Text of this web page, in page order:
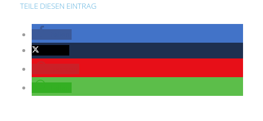
TEILE DIESEN EINTRAG